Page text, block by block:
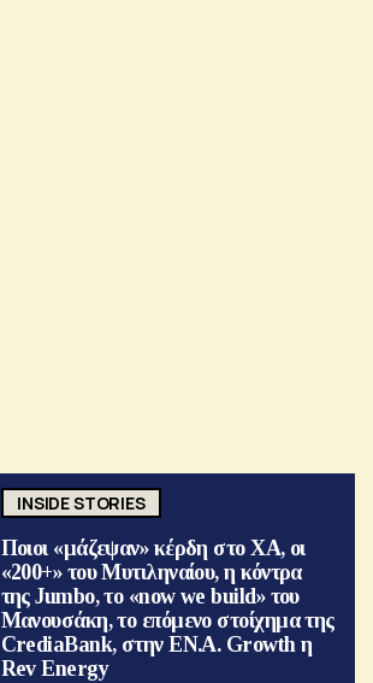
INSIDE STORIES
Ποιοι «μάζεψαν» κέρδη στο ΧΑ, οι
«200+» του Μυτιληναίου, η κόντρα
της Jumbo, το «now we build» του
Μανουσάκη, το επόμενο στοίχημα της
CrediaBank, στην ΕΝ.Α. Growth η
Rev Energy